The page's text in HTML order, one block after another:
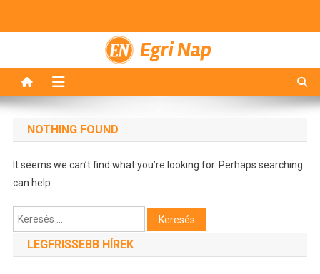
Egri Nap
NOTHING FOUND
It seems we can’t find what you’re looking for. Perhaps searching
can help.
Keresés:
LEGFRISSEBB HÍREK